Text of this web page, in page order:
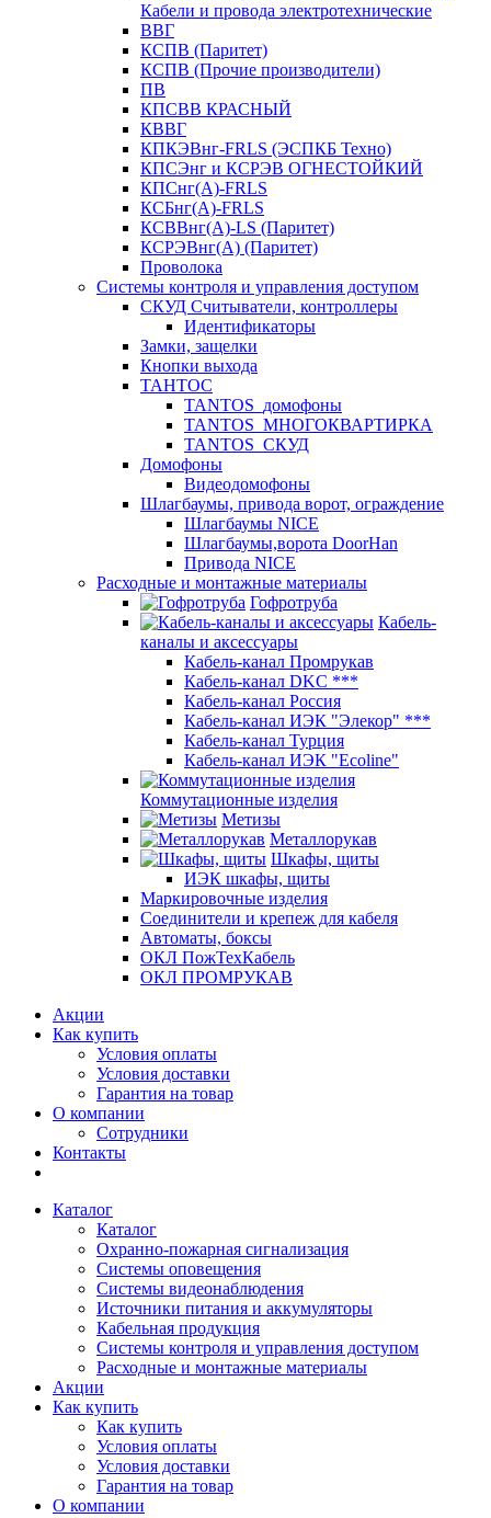
Кабели и провода электротехнические
ВВГ
КСПВ (Паритет)
КСПВ (Прочие производители)
ПВ
КПСВВ КРАСНЫЙ
КВВГ
КПКЭВнг-FRLS (ЭСПКБ Техно)
КПСЭнг и КСРЭВ ОГНЕСТОЙКИЙ
КПСнг(А)-FRLS
КСБнг(А)-FRLS
КСВВнг(А)-LS (Паритет)
КСРЭВнг(А) (Паритет)
Проволока
Системы контроля и управления доступом
СКУД Считыватели, контроллеры
Идентификаторы
Замки, защелки
Кнопки выхода
ТАНТОС
TANTOS_домофоны
TANTOS_МНОГОКВАРТИРКА
TANTOS_СКУД
Домофоны
Видеодомофоны
Шлагбаумы, привода ворот, ограждение
Шлагбаумы NICE
Шлагбаумы,ворота DoorHan
Привода NICE
Расходные и монтажные материалы
Гофротруба
Кабель-
каналы и аксессуары
Кабель-канал Промрукав
Кабель-канал DKC ***
Кабель-канал Россия
Кабель-канал ИЭК "Элекор" ***
Кабель-канал Турция
Кабель-канал ИЭК "Ecoline"
Коммутационные изделия
Метизы
Металлорукав
Шкафы, щиты
ИЭК шкафы, щиты
Маркировочные изделия
Соединители и крепеж для кабеля
Автоматы, боксы
ОКЛ ПожТехКабель
ОКЛ ПРОМРУКАВ
Акции
Как купить
Условия оплаты
Условия доставки
Гарантия на товар
О компании
Сотрудники
Контакты
Каталог
Каталог
Охранно-пожарная сигнализация
Системы оповещения
Системы видеонаблюдения
Источники питания и аккумуляторы
Кабельная продукция
Системы контроля и управления доступом
Расходные и монтажные материалы
Акции
Как купить
Как купить
Условия оплаты
Условия доставки
Гарантия на товар
О компании